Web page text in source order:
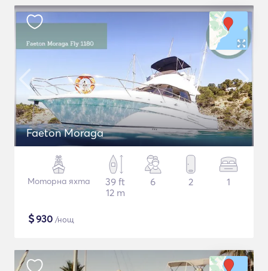
Faeton Moraga
Моторна яхта
39 ft
12 m
6 2 1
$930 /нощ